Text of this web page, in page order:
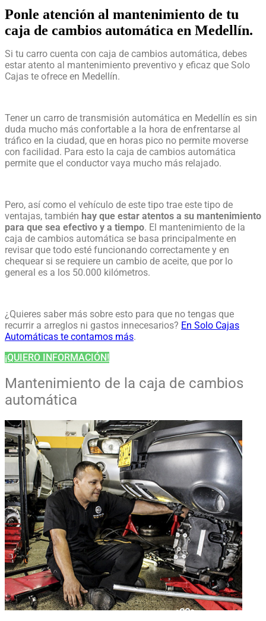
Ponle atención al mantenimiento de tu
caja de cambios automática en Medellín.
Si tu carro cuenta con caja de cambios automática, debes
estar atento al mantenimiento preventivo y eficaz que Solo
Cajas te ofrece en Medellín.
Tener un carro de transmisión automática en Medellín es sin
duda mucho más confortable a la hora de enfrentarse al
tráfico en la ciudad, que en horas pico no permite moverse
con facilidad. Para esto la caja de cambios automática
permite que el conductor vaya mucho más relajado.
Pero, así como el vehículo de este tipo trae este tipo de
ventajas, también hay que estar atentos a su mantenimiento
para que sea efectivo y a tiempo. El mantenimiento de la
caja de cambios automática se basa principalmente en
revisar que todo esté funcionando correctamente y en
chequear si se requiere un cambio de aceite, que por lo
general es a los 50.000 kilómetros.
¿Quieres saber más sobre esto para que no tengas que
recurrir a arreglos ni gastos innecesarios? En Solo Cajas
Automáticas te contamos más.
¡QUIERO INFORMACIÓN!
Mantenimiento de la caja de cambios
automática